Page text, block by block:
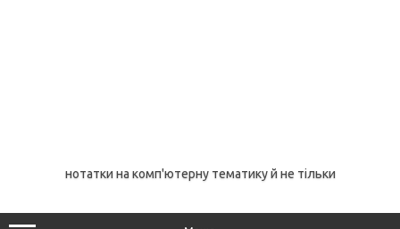
нотатки на комп'ютерну тематику й не тільки